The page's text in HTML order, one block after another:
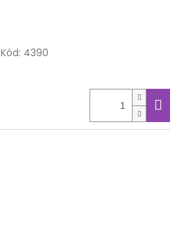
Kód: 4390